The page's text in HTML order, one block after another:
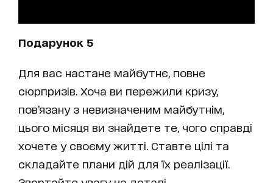
Подарунок 5
Для вас настане майбутнє, повне
сюрпризів. Хоча ви пережили кризу,
пов’язану з невизначеним майбутнім,
цього місяця ви знайдете те, чого справді
хочете у своєму житті. Ставте цілі та
складайте плани дій для їх реалізації.